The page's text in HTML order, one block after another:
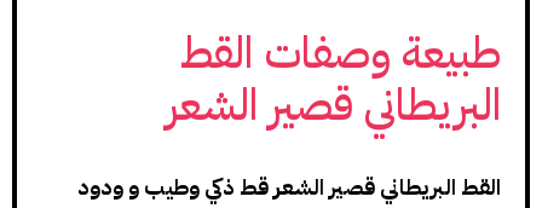
طبيعة وصفات القط
البريطاني قصير الشعر
القط البريطاني قصير الشعر قط ذكي وطيب و ودود